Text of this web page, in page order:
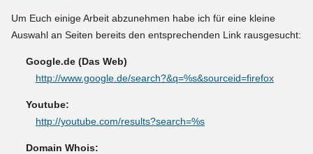
Um Euch einige Arbeit abzunehmen habe ich für eine kleine
Auswahl an Seiten bereits den entsprechenden Link rausgesucht:
Google.de (Das Web)
http://www.google.de/search?&q=%s&sourceid=firefox
Youtube:
http://youtube.com/results?search=%s
Domain Whois: